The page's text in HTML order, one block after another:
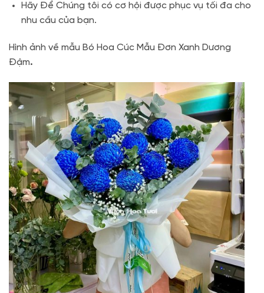
Hãy Để Chúng tôi có cơ hội được phục vụ tối đa cho
nhu cầu của bạn.
Hình ảnh về mẫu Bó Hoa Cúc Mẫu Đơn Xanh Dương
Đậm.